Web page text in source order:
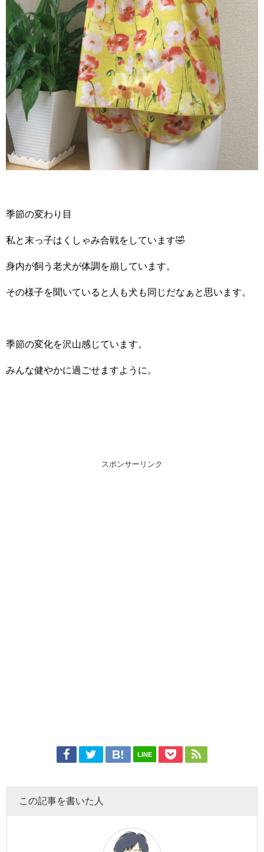
季節の変わり目
私と末っ子はくしゃみ合戦をしています🤣
身内が飼う老犬が体調を崩しています。
その様子を聞いていると人も犬も同じだなぁと思います。
季節の変化を沢山感じています。
みんな健やかに過ごせますように。
スポンサーリンク
LINE
この記事を書いた人